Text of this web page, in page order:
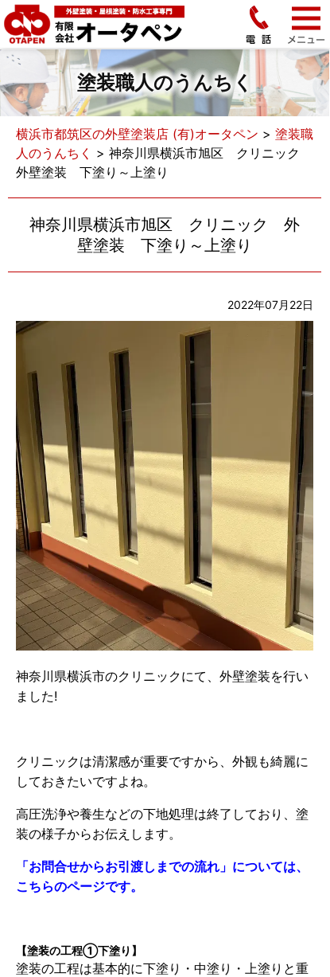
塗装職人のうんちく
横浜市都筑区の外壁塗装店 (有)オータペン > 塗装職
人のうんちく > 神奈川県横浜市旭区 クリニック
外壁塗装 下塗り～上塗り
神奈川県横浜市旭区 クリニック 外
壁塗装 下塗り～上塗り
2022年07月22日
神奈川県横浜市のクリニックにて、外壁塗装を行い
ました!
クリニックは清潔感が重要ですから、外観も綺麗に
しておきたいですよね。
高圧洗浄や養生などの下地処理は終了しており、塗
装の様子からお伝えします。
「お問合せからお引渡しまでの流れ」については、
こちらのページです。
【塗装の工程①下塗り】
塗装の工程は基本的に下塗り・中塗り・上塗りと重